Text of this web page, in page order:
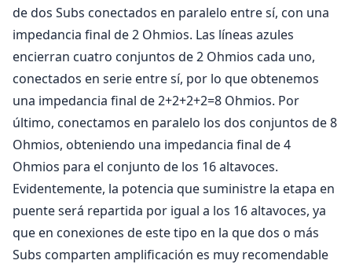
de dos Subs conectados en paralelo entre sí, con una
impedancia final de 2 Ohmios. Las líneas azules
encierran cuatro conjuntos de 2 Ohmios cada uno,
conectados en serie entre sí, por lo que obtenemos
una impedancia final de 2+2+2+2=8 Ohmios. Por
último, conectamos en paralelo los dos conjuntos de 8
Ohmios, obteniendo una impedancia final de 4
Ohmios para el conjunto de los 16 altavoces.
Evidentemente, la potencia que suministre la etapa en
puente será repartida por igual a los 16 altavoces, ya
que en conexiones de este tipo en la que dos o más
Subs comparten amplificación es muy recomendable